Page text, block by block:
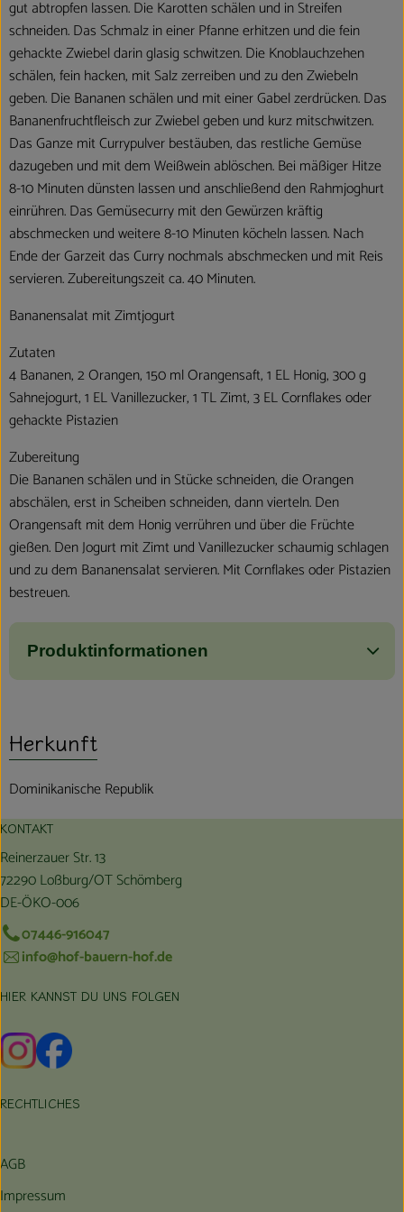
gut abtropfen lassen. Die Karotten schälen und in Streifen
schneiden. Das Schmalz in einer Pfanne erhitzen und die fein
gehackte Zwiebel darin glasig schwitzen. Die Knoblauchzehen
schälen, fein hacken, mit Salz zerreiben und zu den Zwiebeln
geben. Die Bananen schälen und mit einer Gabel zerdrücken. Das
Bananenfruchtfleisch zur Zwiebel geben und kurz mitschwitzen.
Das Ganze mit Currypulver bestäuben, das restliche Gemüse
dazugeben und mit dem Weißwein ablöschen. Bei mäßiger Hitze
8-10 Minuten dünsten lassen und anschließend den Rahmjoghurt
einrühren. Das Gemüsecurry mit den Gewürzen kräftig
abschmecken und weitere 8-10 Minuten köcheln lassen. Nach
Ende der Garzeit das Curry nochmals abschmecken und mit Reis
servieren. Zubereitungszeit ca. 40 Minuten.
Bananensalat mit Zimtjogurt
Zutaten
4 Bananen, 2 Orangen, 150 ml Orangensaft, 1 EL Honig, 300 g
Sahnejogurt, 1 EL Vanillezucker, 1 TL Zimt, 3 EL Cornflakes oder
gehackte Pistazien
Zubereitung
Die Bananen schälen und in Stücke schneiden, die Orangen
abschälen, erst in Scheiben schneiden, dann vierteln. Den
Orangensaft mit dem Honig verrühren und über die Früchte
gießen. Den Jogurt mit Zimt und Vanillezucker schaumig schlagen
und zu dem Bananensalat servieren. Mit Cornflakes oder Pistazien
bestreuen.
Produktinformationen
Herkunft
Dominikanische Republik
KONTAKT
Reinerzauer Str. 13
72290 Loßburg/OT Schömberg
DE-ÖKO-006
07446-916047
info@hof-bauern-hof.de
HIER KANNST DU UNS FOLGEN
Externer Link zu https://www.instagram.com/hofbauernhof/
Externer Link zu https://www.facebook.com/
RECHTLICHES
AGB
Impressum